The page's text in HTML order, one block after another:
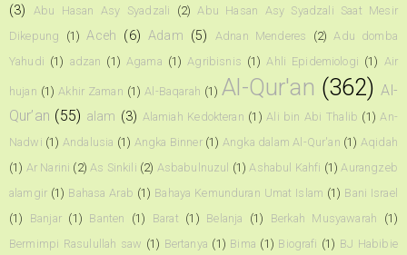
(3)
Abu Hasan Asy Syadzali (2) Abu Hasan Asy Syadzali Saat Mesir
Dikepung
(1) Aceh (6) Adam (5) Adnan Menderes (2) Adu domba
Yahudi (1) adzan (1) Agama (1) Agribisnis (1) Ahli Epidemiologi (1) Air
hujan (1) Akhir Zaman (1) Al-Baqarah (1) Al-Qur'an (362) Al-
Qur’an (55) alam (3) Alamiah Kedokteran (1) Ali bin Abi Thalib (1) An-
Nadwi (1) Andalusia (1) Angka Binner (1) Angka dalam Al-Qur'an (1) Aqidah
(1) Ar Narini (2) As Sinkili (2) Asbabulnuzul (1) Ashabul Kahfi (1) Aurangzeb
alamgir (1) Bahasa Arab (1) Bahaya Kemunduran Umat Islam (1) Bani Israel
(1)
Banjar (1) Banten (1) Barat (1) Belanja (1) Berkah Musyawarah
(1)
Bermimpi Rasulullah saw (1) Bertanya (1) Bima (1) Biografi (1) BJ Habibie